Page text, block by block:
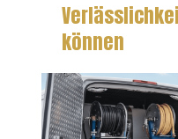
können